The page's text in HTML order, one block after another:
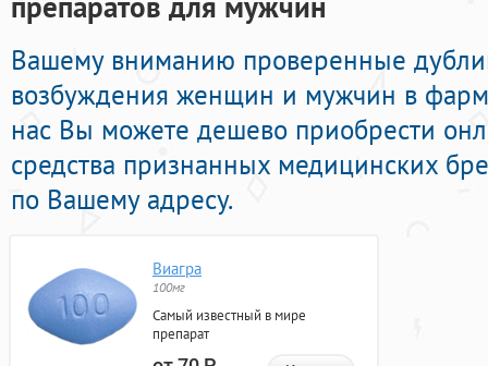
Вашему вниманию проверенные
возбуждения женщин и мужчин в
нас Вы можете дешево приобрести
средства признанных медицинских
по Вашему адресу.
Виагра
100мг
Самый известный в мире
препарат